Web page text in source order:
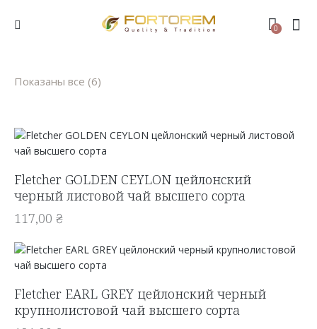
0
Показаны все (6)
Fletcher GOLDEN CEYLON цейлонский
черный листовой чай высшего сорта
117,00 ₴
Fletcher EARL GREY цейлонский черный
крупнолистовой чай высшего сорта